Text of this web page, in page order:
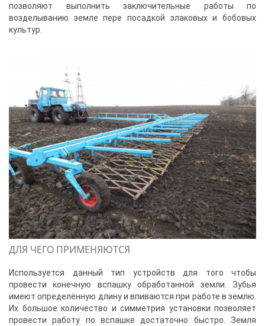
позволяют выполнить заключительные работы по
возделыванию земле пере посадкой злаковых и бобовых
культур.
ДЛЯ ЧЕГО ПРИМЕНЯЮТСЯ
Используется данный тип устройств для того чтобы
провести конечную вспашку обработанной земли. Зубья
имеют определённую длину и впиваются при работе в землю.
Их большое количество и симметрия установки позволяет
провести работу по вспашке достаточно быстро. Земля